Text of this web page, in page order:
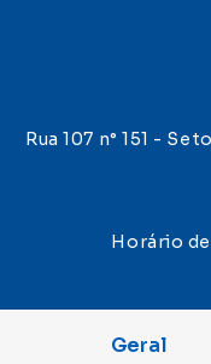
Rua 107 n° 151 -
Horário
Geral